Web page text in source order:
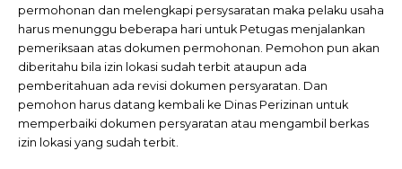
permohonan dan melengkapi persysaratan maka pelaku usaha
harus menunggu beberapa hari untuk Petugas menjalankan
pemeriksaan atas dokumen permohonan. Pemohon pun akan
diberitahu bila izin lokasi sudah terbit ataupun ada
pemberitahuan ada revisi dokumen persyaratan. Dan
pemohon harus datang kembali ke Dinas Perizinan untuk
memperbaiki dokumen persyaratan atau mengambil berkas
izin lokasi yang sudah terbit.